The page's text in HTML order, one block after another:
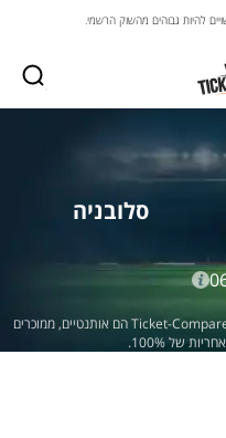
להיות גבוהים מהשוק הרשמי.
סלובניה
כל הכרטיסים לסקוטלנד נגד סלובניה באתר Ticket-Compare.com הם אותנטיים, ממוכרים
של 100%.